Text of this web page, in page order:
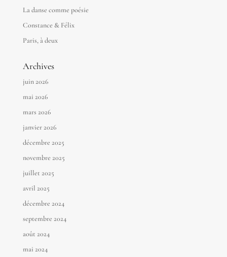
La danse comme poésie
Constance & Félix
Paris, à deux
Archives
juin 2026
mai 2026
mars 2026
janvier 2026
décembre 2025
novembre 2025
juillet 2025
avril 2025
décembre 2024
septembre 2024
août 2024
mai 2024